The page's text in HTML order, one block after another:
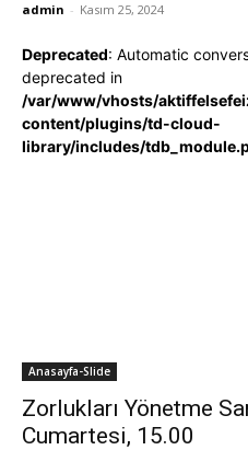
admin - Kasım 25, 2024
Anasayfa-Slide
Deprecated: Automatic
deprecated in
/var/www/vhosts/
content/plugins/td-cloud-
library/includes/
Zorlukları Yönetme
Cumartesi, 15.00